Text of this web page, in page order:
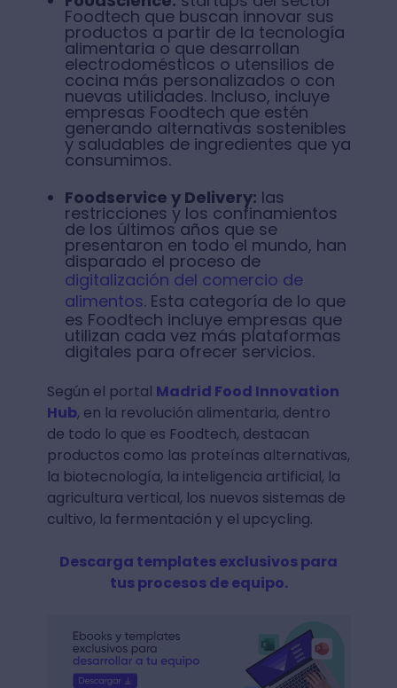
Foodtech que buscan innovar sus
productos a partir de la tecnología
alimentaria o que desarrollan
electrodomésticos o utensilios de
cocina más personalizados o con
nuevas utilidades. Incluso, incluye
empresas Foodtech que estén
generando alternativas sostenibles
y saludables de ingredientes que ya
consumimos.
Foodservice y Delivery: las
restricciones y los confinamientos
de los últimos años que se
presentaron en todo el mundo, han
disparado el proceso de
digitalización del comercio de
alimentos. Esta categoría de lo que
es Foodtech incluye empresas que
utilizan cada vez más plataformas
digitales para ofrecer servicios.
Según el portal Madrid Food Innovation
Hub, en la revolución alimentaria, dentro
de todo lo que es Foodtech, destacan
productos como las proteínas alternativas,
la biotecnología, la inteligencia artificial, la
agricultura vertical, los nuevos sistemas de
cultivo, la fermentación y el upcycling.
Descarga templates exclusivos para
tus procesos de equipo.